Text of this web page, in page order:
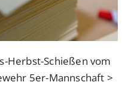
Herbst-Schießen vom
5er-Mannschaft >